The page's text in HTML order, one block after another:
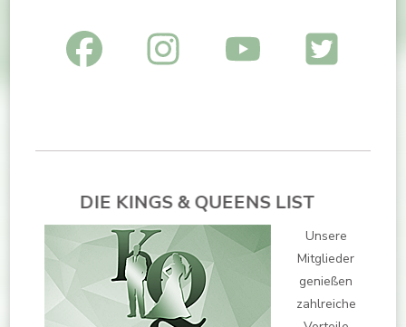
DIE KINGS & QUEENS LIST
Unsere
Mitglieder
genießen
zahlreiche